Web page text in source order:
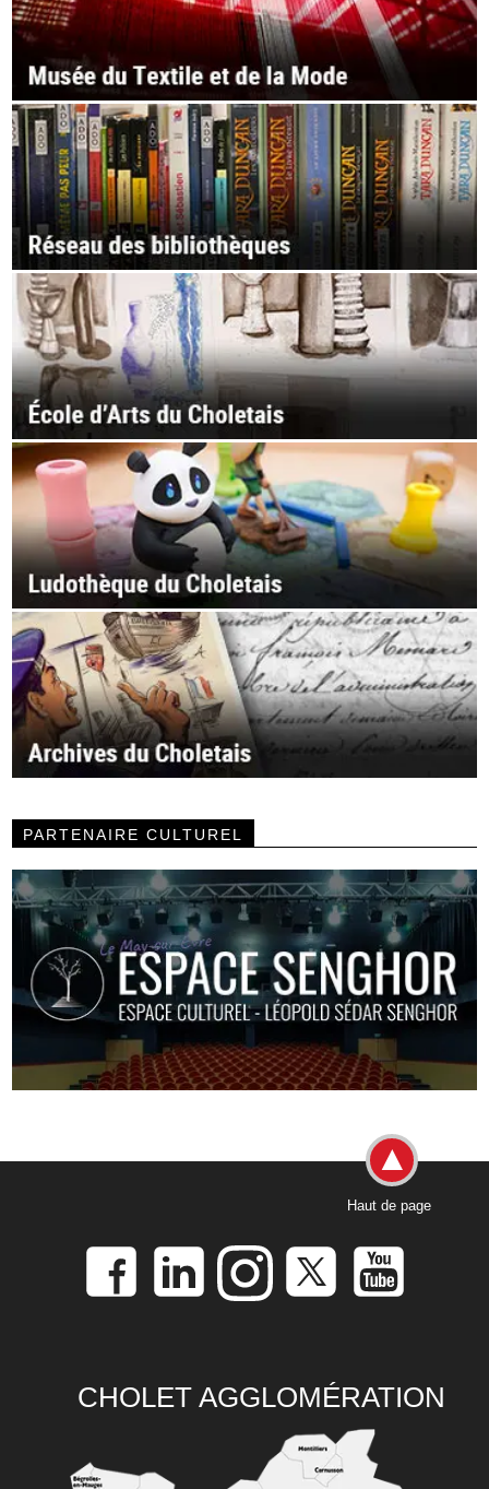
PARTENAIRE CULTUREL
Haut de page
CHOLET AGGLOMÉRATION